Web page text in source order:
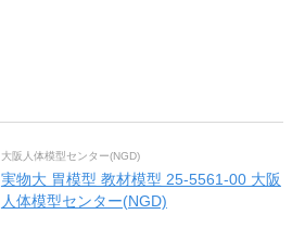
大阪人体模型センター(NGD)
実物大 胃模型 教材模型 25-5561-00 大阪
人体模型センター(NGD)